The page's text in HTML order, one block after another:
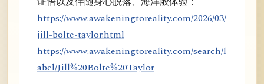
https://www.awakeningtoreality.com/2026/03/
jill-bolte-taylor.html
https://www.awakeningtoreality.com/search/l
abel/Jill%20Bolte%20Taylor